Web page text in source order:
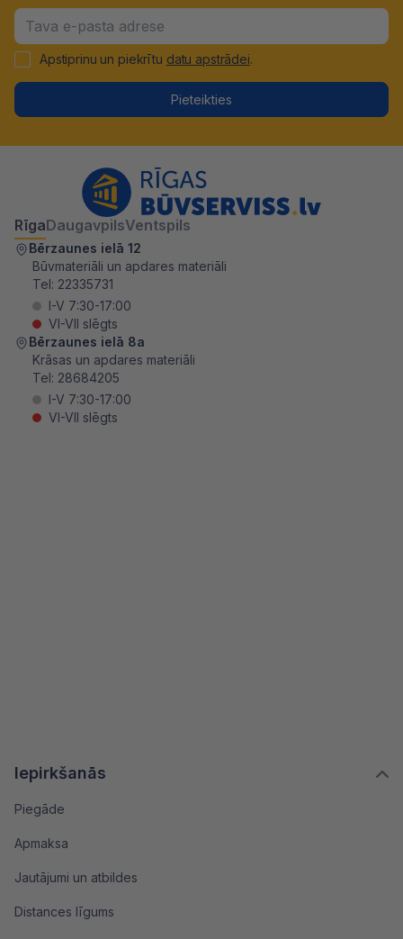
Apstiprinu un piekrītu datu apstrādei.
Pieteikties
Iepirkšanās
Piegāde
Apmaksa
Jautājumi un atbildes
Distances līgums
RīgaDaugavpilsVentspils
Bērzaunes ielā 12
Būvmateriāli un apdares materiāli
Tel: 22335731
I-V 7:30-17:00
VI-VII slēgts
Bērzaunes ielā 8a
Krāsas un apdares materiāli
Tel: 28684205
I-V 7:30-17:00
VI-VII slēgts